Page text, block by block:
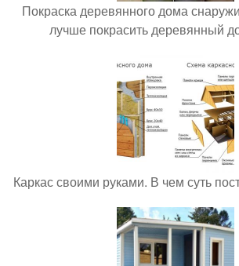
Покраска деревянного дома
лучше покрасить деревянный
Каркас своими руками. В чем суть